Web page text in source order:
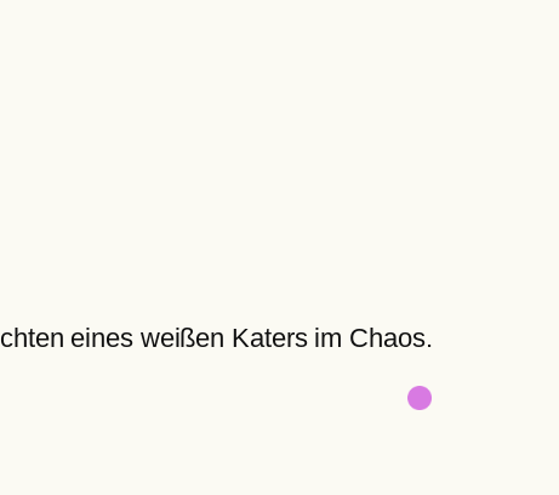
eines weißen Katers im Chaos.